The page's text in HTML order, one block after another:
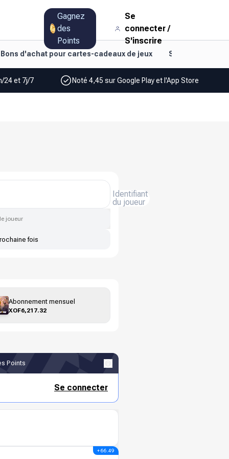
Gagnez
des
Points
Se
connecter/
S'inscrire
Bons d'achat pour cartes-cadeaux de jeux Style de vie et
24 et 7j/7 Noté 4,45 sur Google Play et l'App Store
Identifiant
du joueur
joueur
fois
Abonnement mensuel
XOF6,217.32
Points
Se connecter
+ 66.49